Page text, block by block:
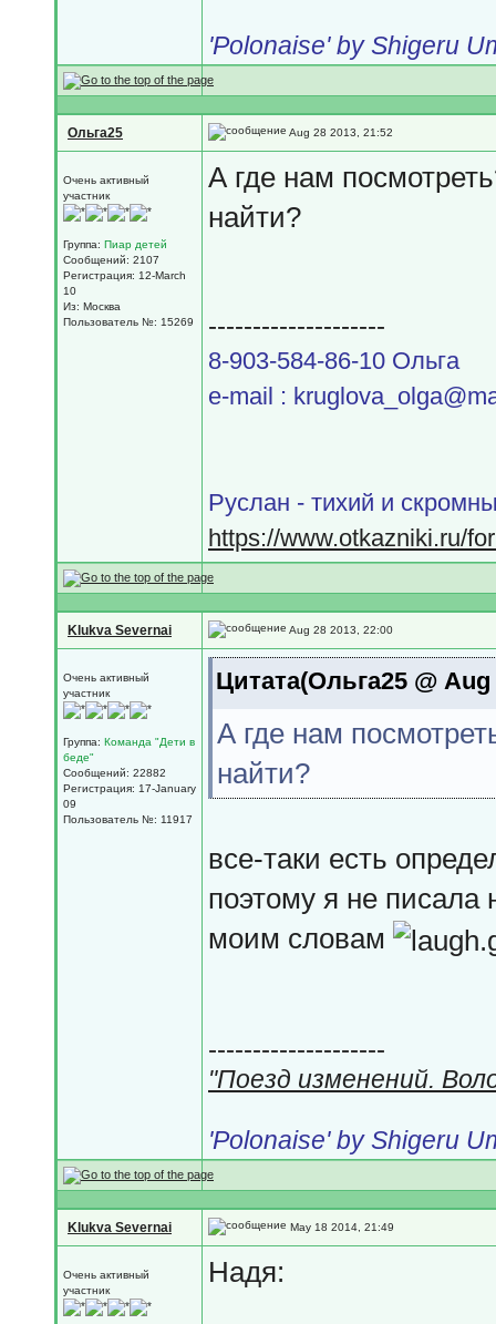
'Polonaise' by Shigeru
Ольга25 Aug 28 2013, 21:52
Очень активный
участник
Группа: Пиар детей
Сообщений: 2107
Регистрация: 12-March
10
Из: Москва
Пользователь №: 15269
А где нам
найти?
--------------------
8-903-584-86-10 Ольга
e-mail :
Руслан - тихий и
https://www.otkazniki.ru/
Klukva Severnai Aug 28 2013, 22:00
Очень активный
участник
Группа: Команда "Дети в
беде"
Сообщений: 22882
Регистрация: 17-January
09
Пользователь №: 11917
Цитата(Ольга25 @
А где нам
найти?
все-таки есть
поэтому я не писала
моим словам
--------------------
"Поезд изменений.
'Polonaise' by Shigeru
Klukva Severnai May 18 2014, 21:49
Очень активный
участник
Надя: